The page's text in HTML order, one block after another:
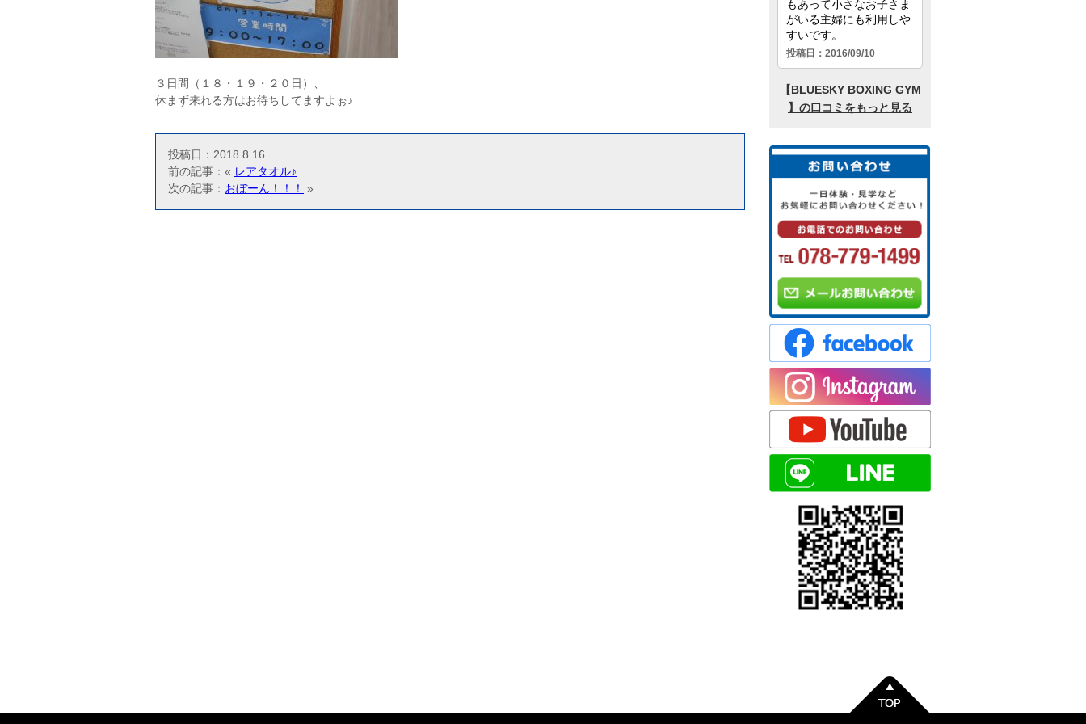
３日間（１８・１９・２０日）、
休まず来れる方はお待ちしてますよぉ♪
投稿日：2018.8.16
前の記事：« レアタオル♪
次の記事： おぼーん！！！ »